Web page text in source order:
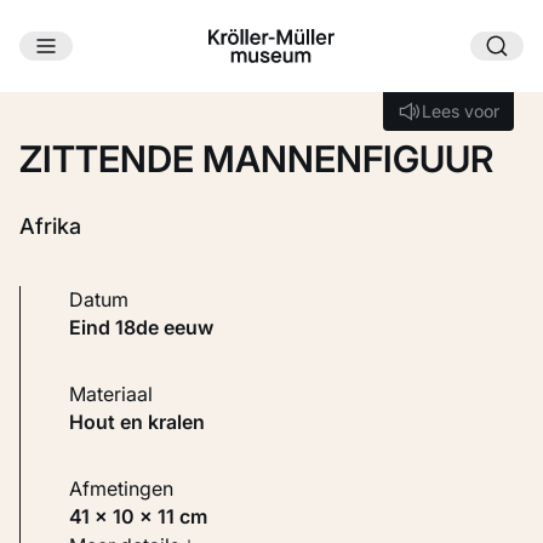
Ga naar hoofdinhoud
Lees voor
Lees voor
ZITTENDE MANNENFIGUUR
Afrika
Datum
eind 18de eeuw
Materiaal
Hout en kralen
Afmetingen
41 × 10 × 11 cm